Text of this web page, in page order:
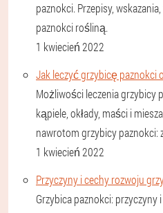
paznokci. Przepisy,
paznokci rośliną.
1 kwiecień 2022
Jak leczyć grzybicę paznokci
Możliwości leczenia grzybicy
kąpiele, okłady, maści i
nawrotom grzybicy paznokci:
1 kwiecień 2022
Przyczyny i cechy rozwoju
Grzybica paznokci: przyczyny